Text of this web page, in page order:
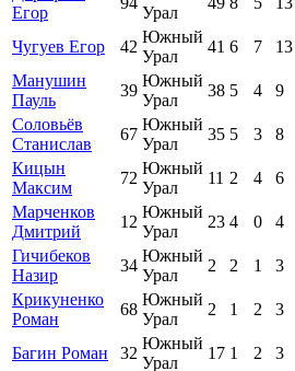
Егор
Урал
Чугуев Егор 42
Южный
Урал
41 6 7 13
Манушин
Пауль
39
Южный
Урал
38 5 4 9
Соловьёв
Станислав
67
Южный
Урал
35 5 3 8
Кицын
Максим
72
Южный
Урал
11 2 4 6
Марченков
Дмитрий
12
Южный
Урал
23 4 0 4
Гичибеков
Назир
34
Южный
Урал
2 2 1 3
Крикуненко
Роман
68
Южный
Урал
2 1 2 3
Багин Роман 32
Южный
Урал
17 1 2 3